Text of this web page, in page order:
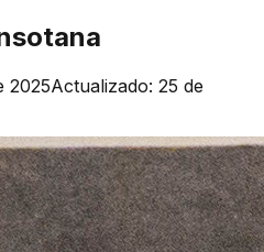
2025Actualizado: 25 de